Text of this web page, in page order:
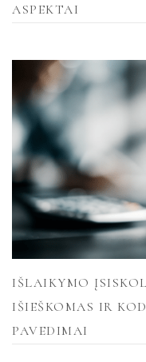
ASPEKTAI
IŠLAIKYMO
IŠIEŠKOMAS IR
PAVEDIMAI